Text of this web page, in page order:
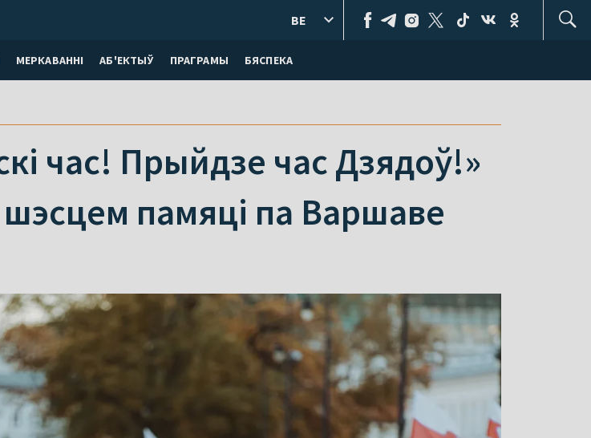
МЕРКАВАННI АБ'ЕКТЫЎ ПРАГРАМЫ БЯСПЕКА
BE
час! Прыйдзе час Дзядоў!»
памяці па Варшаве